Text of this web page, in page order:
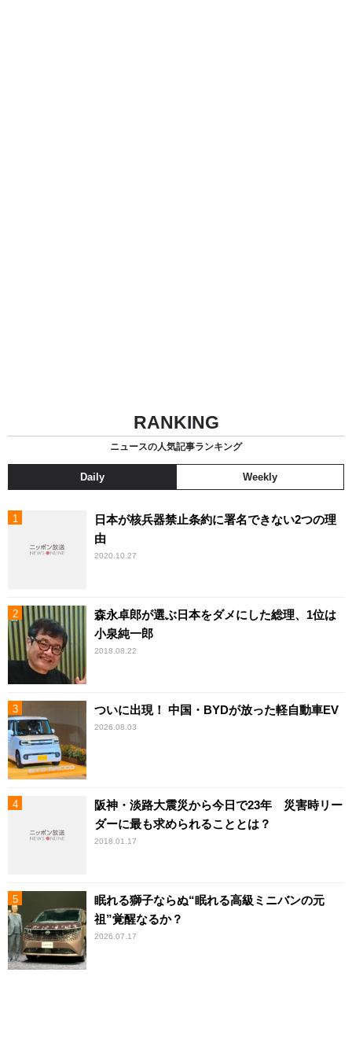
RANKING
ニュースの人気記事ランキング
Daily Weekly
日本が核兵器禁止条約に署名できない2つの理
由
2020.10.27
森永卓郎が選ぶ日本をダメにした総理、1位は
小泉純一郎
2018.08.22
ついに出現！ 中国・BYDが放った軽自動車EV
2026.08.03
阪神・淡路大震災から今日で23年 災害時リー
ダーに最も求められることとは？
2018.01.17
眠れる獅子ならぬ“眠れる高級ミニバンの元
祖”覚醒なるか？
2026.07.17